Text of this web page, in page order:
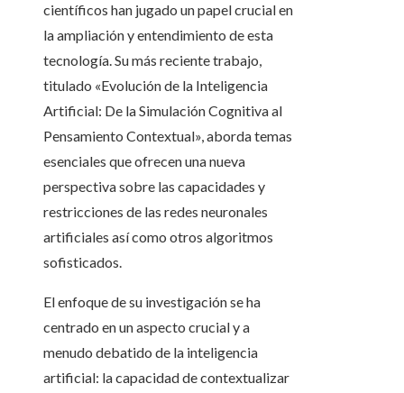
científicos han jugado un papel crucial en
la ampliación y entendimiento de esta
tecnología. Su más reciente trabajo,
titulado «Evolución de la Inteligencia
Artificial: De la Simulación Cognitiva al
Pensamiento Contextual», aborda temas
esenciales que ofrecen una nueva
perspectiva sobre las capacidades y
restricciones de las redes neuronales
artificiales así como otros algoritmos
sofisticados.
El enfoque de su investigación se ha
centrado en un aspecto crucial y a
menudo debatido de la inteligencia
artificial: la capacidad de contextualizar